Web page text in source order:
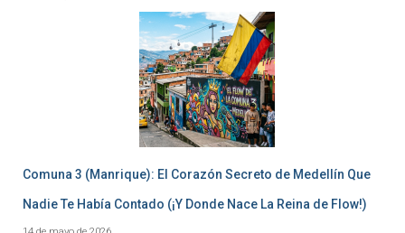
Comuna 3 (Manrique): El Corazón Secreto de Medellín Que
Nadie Te Había Contado (¡Y Donde Nace La Reina de Flow!)